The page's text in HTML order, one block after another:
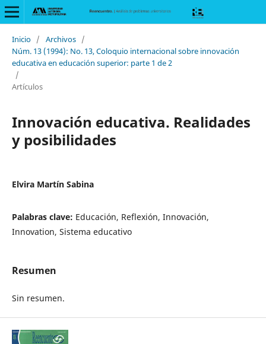
Inicio / Archivos /
Núm. 13 (1994): No. 13, Coloquio internacional sobre innovación
educativa en educación superior: parte 1 de 2
/
Artículos
Innovación educativa. Realidades
y posibilidades
Elvira Martín Sabina
Palabras clave: Educación, Reflexión, Innovación,
Innovation, Sistema educativo
Resumen
Sin resumen.